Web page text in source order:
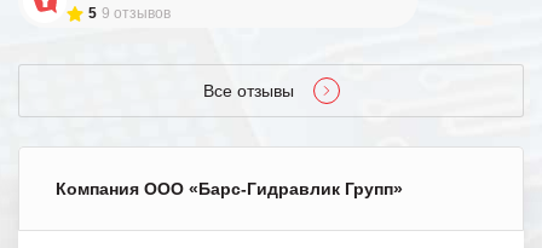
5 9 отзывов
Все отзывы
Компания ООО «Барс-Гидравлик Групп»